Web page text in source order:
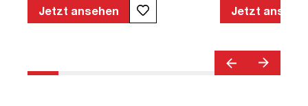
Ergonomie | Quality Office© | TÜV©
Jetzt ansehen Jetzt